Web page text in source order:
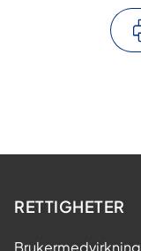
RETTIGHETER
Brukermedvirkning